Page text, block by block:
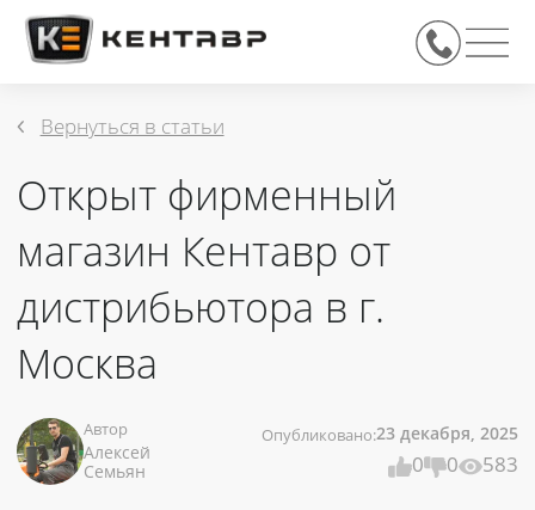
Вернуться в статьи
Открыт фирменный
магазин Кентавр от
дистрибьютора в г.
Москва
Автор
Алексей
Семьян
Опубликовано:23 декабря, 2025
0 0 583